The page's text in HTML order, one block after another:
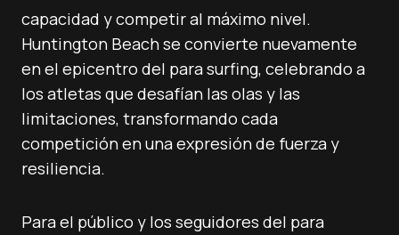
capacidad y competir al máximo nivel.
Huntington Beach se convierte nuevamente
en el epicentro del para surfing, celebrando a
los atletas que desafían las olas y las
limitaciones, transformando cada
competición en una expresión de fuerza y
resiliencia.
Para el público y los seguidores del para